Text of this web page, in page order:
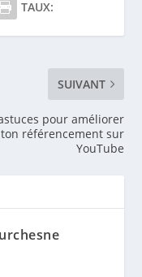
TAUX:
SUIVANT
pour améliorer
ton référencement sur
YouTube